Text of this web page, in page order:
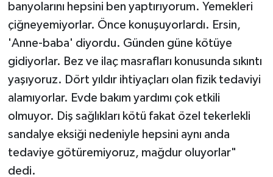
banyolarını hepsini ben yaptırıyorum. Yemekleri
çiğneyemiyorlar. Önce konuşuyorlardı. Ersin,
'Anne-baba' diyordu. Günden güne kötüye
gidiyorlar. Bez ve ilaç masrafları konusunda sıkıntı
yaşıyoruz. Dört yıldır ihtiyaçları olan fizik tedaviyi
alamıyorlar. Evde bakım yardımı çok etkili
olmuyor. Diş sağlıkları kötü fakat özel tekerlekli
sandalye eksiği nedeniyle hepsini aynı anda
tedaviye götüremiyoruz, mağdur oluyorlar"
dedi.